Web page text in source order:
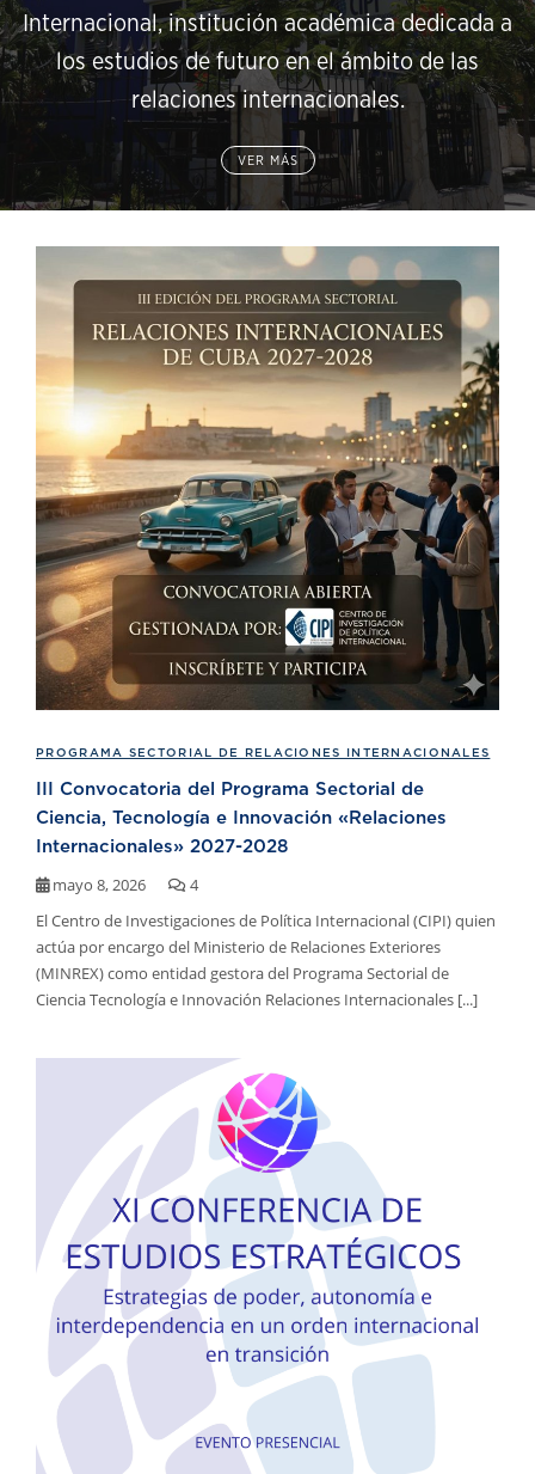
Internacional, institución académica dedicada a
los estudios de futuro en el ámbito de las
relaciones internacionales.
VER MÁS
PROGRAMA SECTORIAL DE RELACIONES INTERNACIONALES
III Convocatoria del Programa Sectorial de
Ciencia, Tecnología e Innovación «Relaciones
Internacionales» 2027-2028
mayo 8, 2026
4
El Centro de Investigaciones de Política Internacional (CIPI) quien
actúa por encargo del Ministerio de Relaciones Exteriores
(MINREX) como entidad gestora del Programa Sectorial de
Ciencia Tecnología e Innovación Relaciones Internacionales [...]